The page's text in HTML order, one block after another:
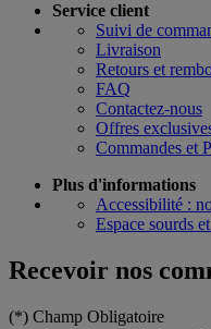
Service client
Suivi de
Livraison
Retours et
FAQ
Contactez-nous
Offres
Commandes et
Plus d'informations
Accessibilité :
Espace sourds
Recevoir nos
(*) Champ Obligatoire